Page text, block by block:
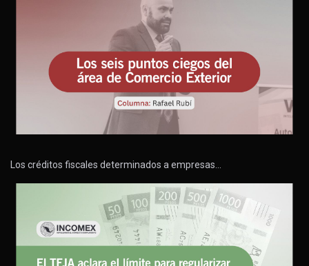
Los créditos fiscales determinados a empresas…